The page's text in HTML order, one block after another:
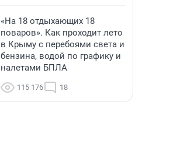
«На 18 отдыхающих 18
поваров». Как проходит лето
в Крыму с перебоями света и
бензина, водой по графику и
налетами БПЛА
115 176 18